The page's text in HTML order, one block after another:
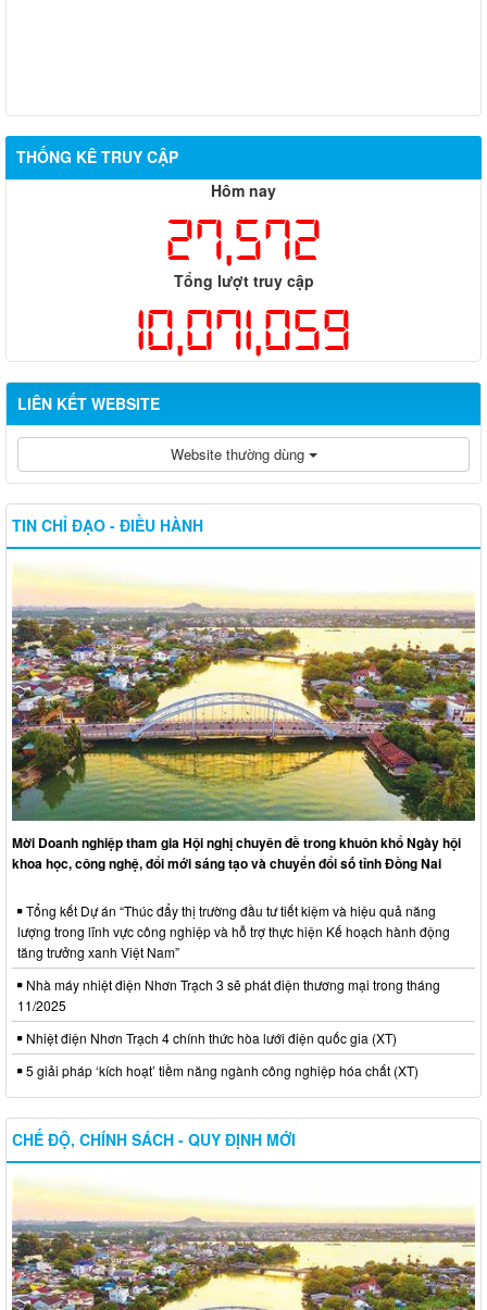
THỐNG KÊ TRUY CẬP
Hôm nay
27,572
Tổng lượt truy cập
10,071,059
LIÊN KẾT WEBSITE
Website thường dùng
TIN CHỈ ĐẠO - ĐIỀU HÀNH
Mời Doanh nghiệp tham gia Hội nghị chuyên đề trong khuôn khổ Ngày hội
khoa học, công nghệ, đổi mới sáng tạo và chuyển đổi số tỉnh Đồng Nai
Tổng kết Dự án “Thúc đẩy thị trường đầu tư tiết kiệm và hiệu quả năng
lượng trong lĩnh vực công nghiệp và hỗ trợ thực hiện Kế hoạch hành động
tăng trưởng xanh Việt Nam”
Nhà máy nhiệt điện Nhơn Trạch 3 sẽ phát điện thương mại trong tháng
11/2025
Nhiệt điện Nhơn Trạch 4 chính thức hòa lưới điện quốc gia (XT)
5 giải pháp ‘kích hoạt’ tiềm năng ngành công nghiệp hóa chất (XT)
CHẾ ĐỘ, CHÍNH SÁCH - QUY ĐỊNH MỚI